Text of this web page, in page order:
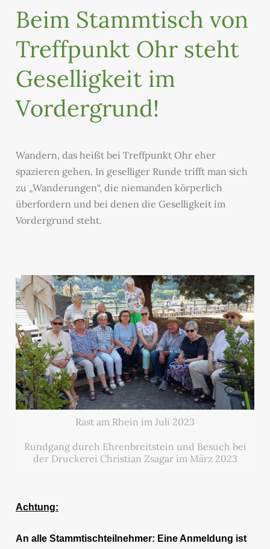
Beim Stammtisch von
Treffpunkt Ohr steht
Geselligkeit im
Vordergrund!
Wandern, das heißt bei Treffpunkt Ohr eher
spazieren gehen. In geselliger Runde trifft man sich
zu „Wanderungen“, die niemanden körperlich
überfordern und bei denen die Geselligkeit im
Vordergrund steht.
Rast am Rhein im Juli 2023
Rundgang durch Ehrenbreitstein und Besuch bei
der Druckerei Christian Zsagar im März 2023
Achtung:
An alle Stammtischteilnehmer: Eine Anmeldung ist